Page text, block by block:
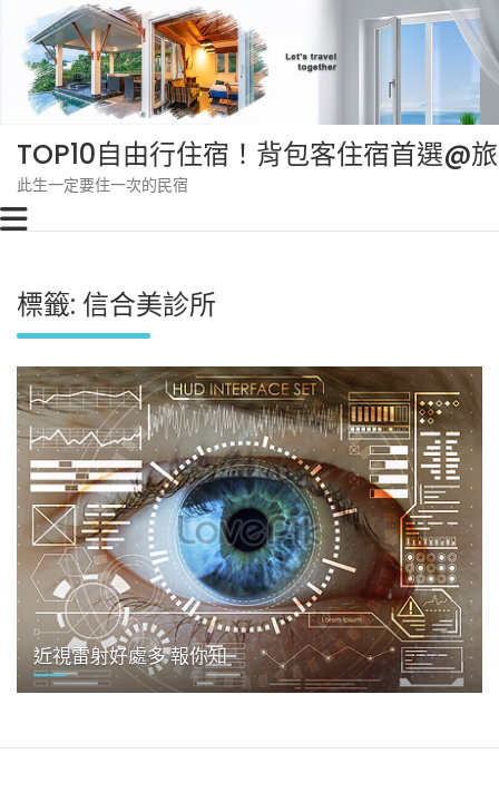
content
TOP10自由行住宿！背包客住宿首選@
此生一定要住一次的民宿
標籤: 信合美診所
近視雷射好處多 報你知